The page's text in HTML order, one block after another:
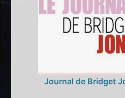
Journal de Bridget